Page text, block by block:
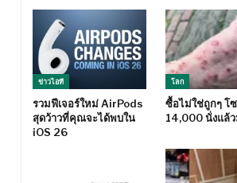
ข่าวไอที
รวมฟีเจอร์ใหม่ AirPods
สุดว้าวที่คุณจะได้พบใน
iOS 26
โลก
ซื้อไม่ใช่ถูกๆ โ
14,000 นั่งแล้